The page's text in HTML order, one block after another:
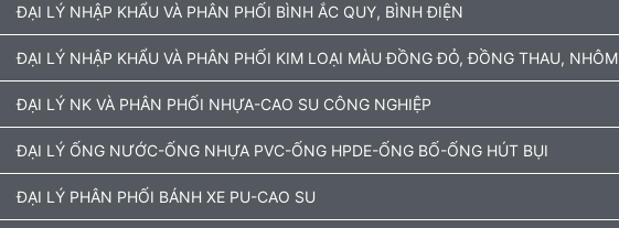
ĐẠI LÝ NHẬP KHẨU VÀ PHÂN PHỐI BÌNH ẮC QUY, BÌNH ĐIỆN
ĐẠI LÝ NHẬP KHẨU VÀ PHÂN PHỐI KIM LOẠI MÀU ĐỒNG ĐỎ, ĐỒNG THAU, NHÔM
ĐẠI LÝ NK VÀ PHÂN PHỐI NHỰA-CAO SU CÔNG NGHIỆP
ĐẠI LÝ ỐNG NƯỚC-ỐNG NHỰA PVC-ỐNG HPDE-ỐNG BỐ-ỐNG HÚT BỤI
ĐẠI LÝ PHÂN PHỐI BÁNH XE PU-CAO SU